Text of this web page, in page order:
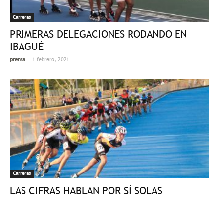
Carreras
PRIMERAS DELEGACIONES RODANDO EN
IBAGUÉ
prensa - 1 febrero, 2021
Carreras
LAS CIFRAS HABLAN POR SÍ SOLAS